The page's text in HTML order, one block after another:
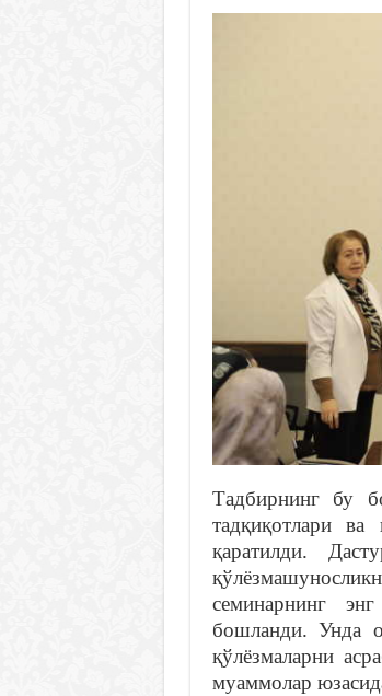
Тадбирнинг бу
тадқиқотлари
қаратилди.
семинарнинг
бошланди. Унда
қўлёзмаларни
муаммолар